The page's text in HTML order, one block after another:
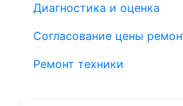
Диагностика и оценка
Согласование цены
Ремонт техники